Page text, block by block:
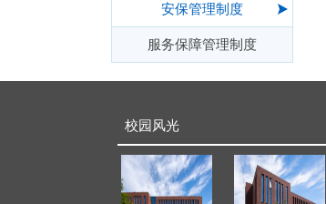
安保管理制度
服务保障管理制度
校园风光